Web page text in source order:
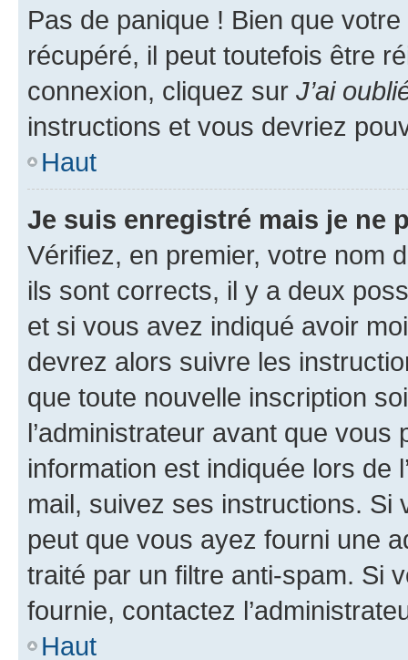
Pas de panique ! Bien que
récupéré, il peut toutefois être
connexion, cliquez sur J’ai
instructions et vous devriez
Haut
Je suis enregistré mais je ne
Vérifiez, en premier, votre nom
ils sont corrects, il y a deux
et si vous avez indiqué avoir
devrez alors suivre les
que toute nouvelle inscription
l’administrateur avant que
information est indiquée lors de
mail, suivez ses instructions. Si
peut que vous ayez fourni une
traité par un filtre anti-spam. Si
fournie, contactez
Haut